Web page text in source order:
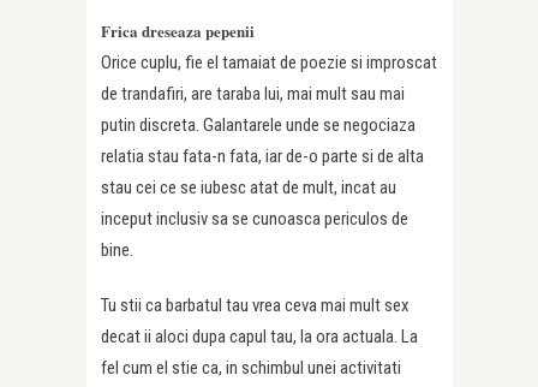
Frica dreseaza pepenii
Orice cuplu, fie el tamaiat de poezie si improscat
de trandafiri, are taraba lui, mai mult sau mai
putin discreta. Galantarele unde se negociaza
relatia stau fata-n fata, iar de-o parte si de alta
stau cei ce se iubesc atat de mult, incat au
inceput inclusiv sa se cunoasca periculos de
bine.
Tu stii ca barbatul tau vrea ceva mai mult sex
decat ii aloci dupa capul tau, la ora actuala. La
fel cum el stie ca, in schimbul unei activitati